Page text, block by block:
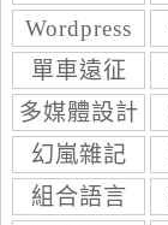
Wordpress
單車遠征
多媒體設計
幻嵐雜記
組合語言